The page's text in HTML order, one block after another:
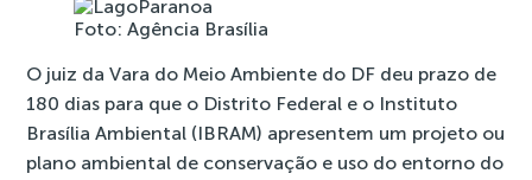
Foto: Agência Brasília
O juiz da Vara do Meio Ambiente do DF deu prazo de
180 dias para que o Distrito Federal e o Instituto
Brasília Ambiental (IBRAM) apresentem um projeto ou
plano ambiental de conservação e uso do entorno do